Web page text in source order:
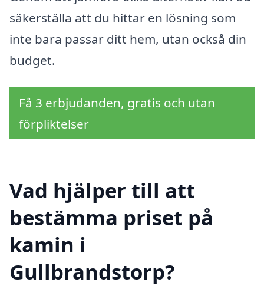
säkerställa att du hittar en lösning som
inte bara passar ditt hem, utan också din
budget.
Få 3 erbjudanden, gratis och utan
förpliktelser
Vad hjälper till att
bestämma priset på
kamin i
Gullbrandstorp?